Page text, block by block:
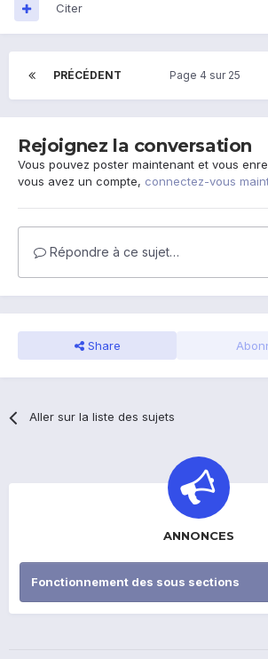
Citer
PRÉCÉDENT Page 4 sur 25
Rejoignez la conversation
Vous pouvez poster maintenant et vous
vous avez un compte, connectez-vous
Répondre à ce sujet…
Share
Aller sur la liste des sujets
ANNONCES
Fonctionnement des sous sections